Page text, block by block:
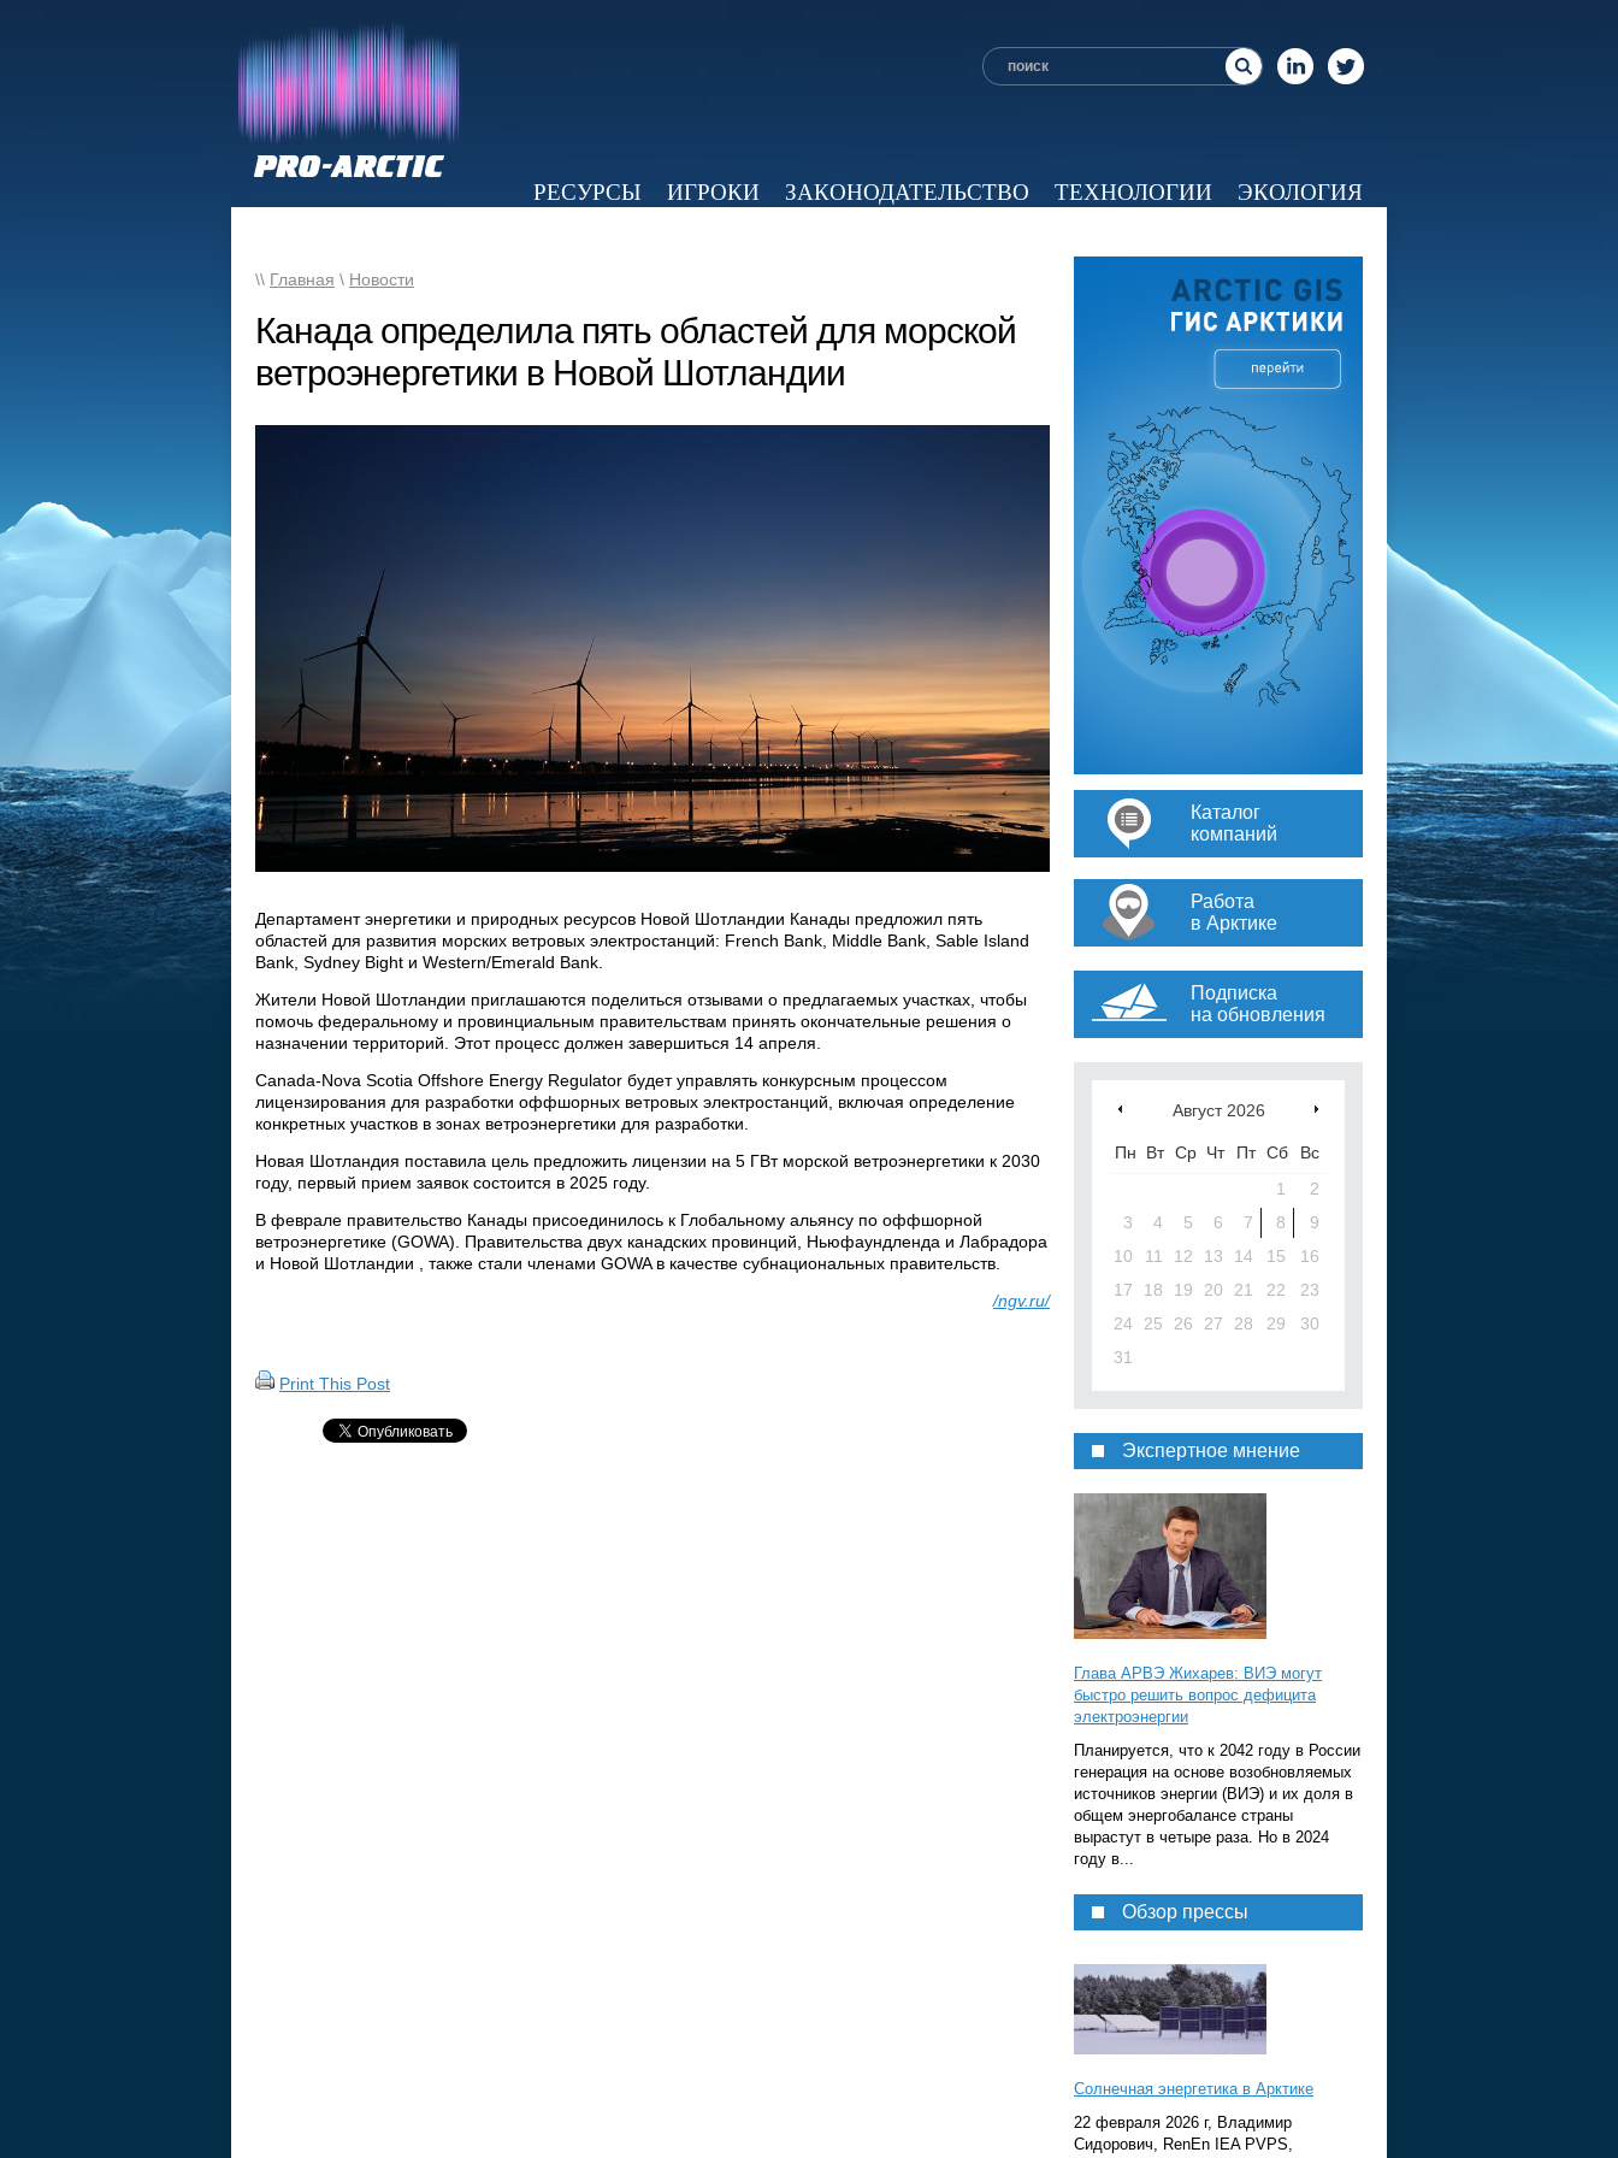
РЕСУРСЫ ИГРОКИ ЗАКОНОДАТЕЛЬСТВО ТЕХНОЛОГИИ
ЭКОЛОГИЯ
\\ Главная \ Новости
Канада определила пять областей для морской
ветроэнергетики в Новой Шотландии
Департамент энергетики и природных ресурсов Новой Шотландии Канады предложил пять
областей для развития морских ветровых электростанций: French Bank, Middle Bank, Sable Island
Bank, Sydney Bight и Western/Emerald Bank.
Жители Новой Шотландии приглашаются поделиться отзывами о предлагаемых участках, чтобы
помочь федеральному и провинциальным правительствам принять окончательные решения о
назначении территорий. Этот процесс должен завершиться 14 апреля.
Canada-Nova Scotia Offshore Energy Regulator будет управлять конкурсным процессом
лицензирования для разработки оффшорных ветровых электростанций, включая определение
конкретных участков в зонах ветроэнергетики для разработки.
Новая Шотландия поставила цель предложить лицензии на 5 ГВт морской ветроэнергетики к 2030
году, первый прием заявок состоится в 2025 году.
В феврале правительство Канады присоединилось к Глобальному альянсу по оффшорной
ветроэнергетике (GOWA). Правительства двух канадских провинций, Ньюфаундленда и Лабрадора
и Новой Шотландии , также стали членами GOWA в качестве субнациональных правительств.
/ngv.ru/
Print This Post
Каталог
компаний
Работа
в Арктике
Подписка
на обновления
Август 2026
Пн Вт Ср Чт Пт Сб
Вс
1
2
3
4 5 6 7 8
9
10
11 12 13 14 15
16
17
18 19 20 21 22
23
24
25 26 27 28 29
30
31
Экспертное мнение
Глава АРВЭ Жихарев: ВИЭ могут
быстро решить вопрос дефицита
электроэнергии
Планируется, что к 2042 году в России
генерация на основе возобновляемых
источников энергии (ВИЭ) и их доля в
общем энергобалансе страны
вырастут в четыре раза. Но в 2024
году в...
Обзор прессы
Солнечная энергетика в Арктике
22 февраля 2026 г, Владимир
Сидорович, RenEn IEA PVPS,